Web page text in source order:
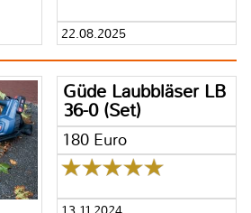
22.08.2025
Güde Laubbläser LB
36-0 (Set)
180 Euro